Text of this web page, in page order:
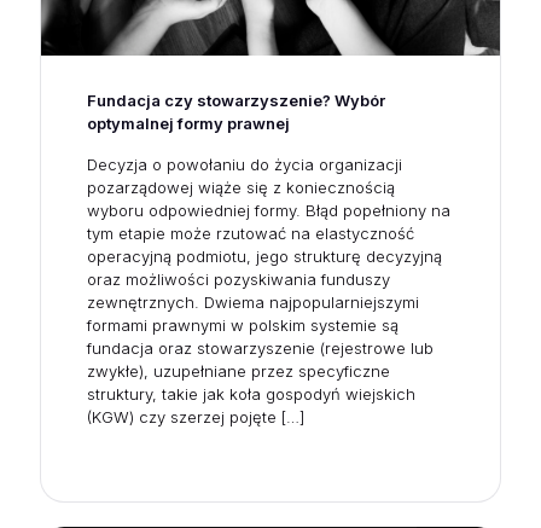
Fundacja czy stowarzyszenie? Wybór
optymalnej formy prawnej
Decyzja o powołaniu do życia organizacji
pozarządowej wiąże się z koniecznością
wyboru odpowiedniej formy. Błąd popełniony na
tym etapie może rzutować na elastyczność
operacyjną podmiotu, jego strukturę decyzyjną
oraz możliwości pozyskiwania funduszy
zewnętrznych. Dwiema najpopularniejszymi
formami prawnymi w polskim systemie są
fundacja oraz stowarzyszenie (rejestrowe lub
zwykłe), uzupełniane przez specyficzne
struktury, takie jak koła gospodyń wiejskich
(KGW) czy szerzej pojęte […]